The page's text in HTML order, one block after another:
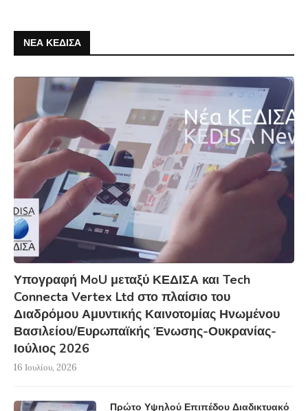
ΝΕΑ ΚΕΔΙΣΑ
Υπογραφή MoU μεταξύ ΚΕΔΙΣΑ και Tech
Connecta Vertex Ltd στο πλαίσιο του
Διαδρόμου Αμυντικής Καινοτομίας Ηνωμένου
Βασιλείου/Ευρωπαϊκής Ένωσης-Ουκρανίας-
Ιούλιος 2026
16 Ιουλίου, 2026
Πρώτο Υψηλού Επιπέδου Διαδικτυακό